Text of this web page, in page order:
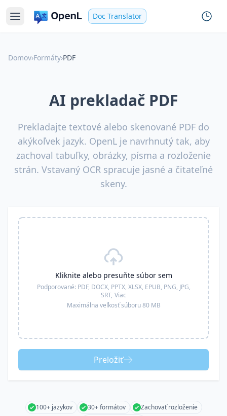
Doc Translator
Domov›Formáty›PDF
AI prekladač PDF
Prekladajte textové alebo skenované PDF do
akýkoľvek jazyk. OpenL je navrhnutý tak, aby
zachoval tabuľky, obrázky, písma a rozloženie
strán. Vstavaný OCR spracuje jasné a čitateľné
skeny.
Kliknite alebo presuňte súbor sem
Podporované: PDF, DOCX, PPTX, XLSX, EPUB, PNG, JPG,
SRT, Viac
Maximálna veľkosť súboru 80 MB
Preložiť
100+ jazykov 30+ formátov
Zachovať rozloženie